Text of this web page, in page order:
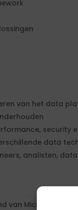
van het data
security
data
analisten,
van Microsoft,